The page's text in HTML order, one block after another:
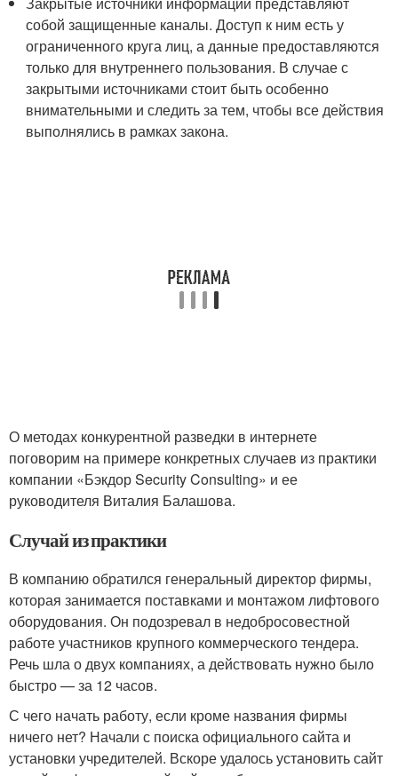
собой защищенные каналы. Доступ к ним есть у
ограниченного круга лиц, а данные предоставляются
только для внутреннего пользования. В случае с
закрытыми источниками стоит быть особенно
внимательными и следить за тем, чтобы все действия
выполнялись в рамках закона.
О методах конкурентной разведки в интернете
поговорим на примере конкретных случаев из практики
компании «Бэкдор Security Consulting» и ее
руководителя Виталия Балашова.
Случай из практики
В компанию обратился генеральный директор фирмы,
которая занимается поставками и монтажом лифтового
оборудования. Он подозревал в недобросовестной
работе участников крупного коммерческого тендера.
Речь шла о двух компаниях, а действовать нужно было
быстро — за 12 часов.
С чего начать работу, если кроме названия фирмы
ничего нет? Начали с поиска официального сайта и
установки учредителей. Вскоре удалось установить сайт